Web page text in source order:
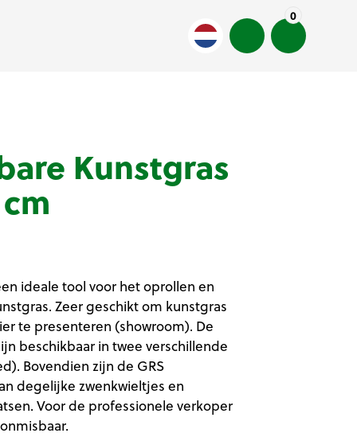
0
Kunstgras
ideale tool voor het oprollen en
Zeer geschikt om kunstgras
te presenteren (showroom). De
beschikbaar in twee verschillende
Bovendien zijn de GRS
degelijke zwenkwieltjes en
Voor de professionele verkoper